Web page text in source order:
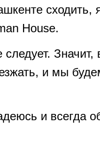
сходить,
House.
и мы
и всегда